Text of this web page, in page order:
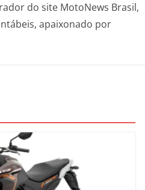
do site MotoNews Brasil,
apaixonado por